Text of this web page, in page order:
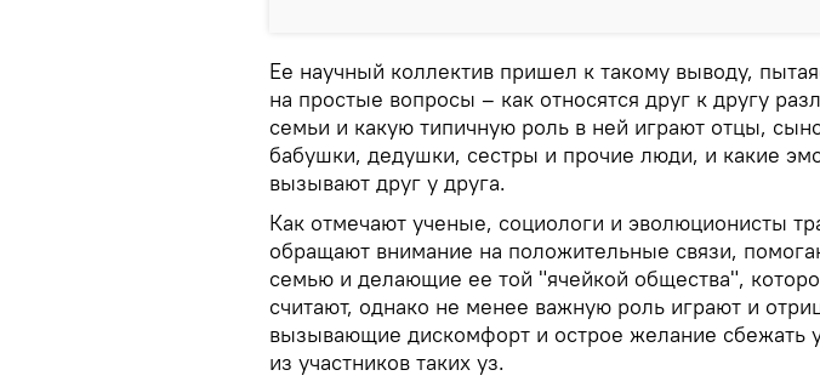
Ее научный коллектив пришел к такому выводу,
на простые вопросы – как относятся друг к другу
семьи и какую типичную роль в ней играют отцы,
бабушки, дедушки, сестры и прочие люди, и какие
вызывают друг у друга.
Как отмечают ученые, социологи и эволюционисты
обращают внимание на положительные связи,
семью и делающие ее той "ячейкой общества",
считают, однако не менее важную роль играют и
вызывающие дискомфорт и острое желание сбежать
из участников таких уз.